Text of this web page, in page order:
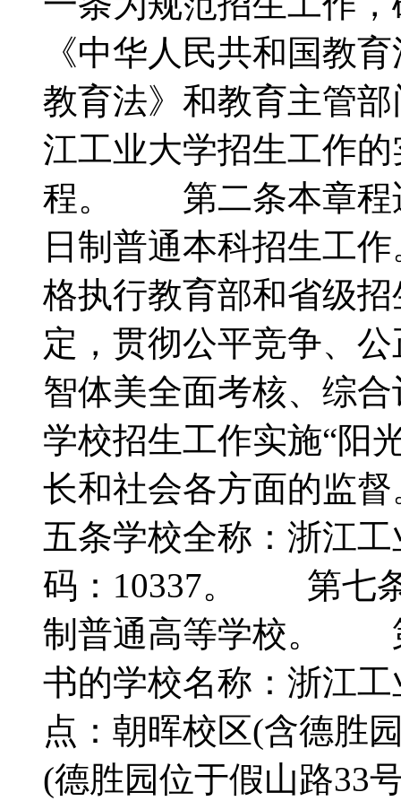
《中华人民共和国教
教育法》和教育主管
江工业大学招生工作
程。 第二条本章程
日制普通本科招生
格执行教育部和省级
定，贯彻公平竞争、
智体美全面考核、综
学校招生工作实施“阳
长和社会各方面的
五条学校全称：浙江
码：10337。 第七条
制普通高等学校。
书的学校名称：浙江
点：朝晖校区(含德胜
(德胜园位于假山路33